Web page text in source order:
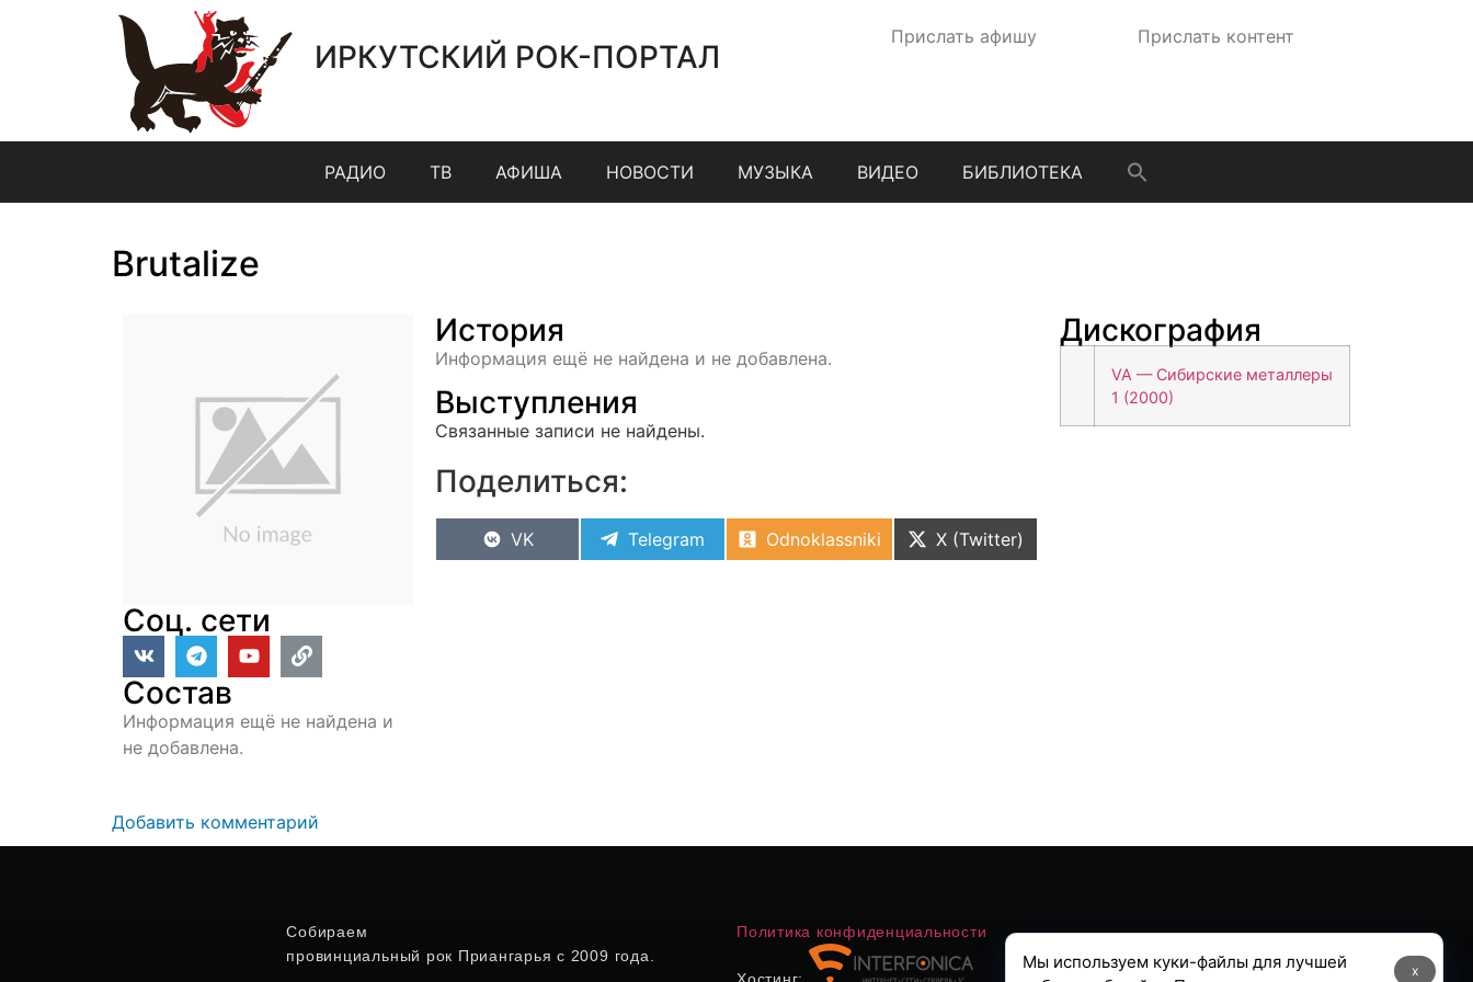
ИРКУТСКИЙ РОК-ПОРТАЛ
Прислать афишу Прислать контент
РАДИО ТВ АФИША НОВОСТИ МУЗЫКА ВИДЕО БИБЛИОТЕКА
Brutalize
Соц. сети
Состав
Информация ещё не найдена и
не добавлена.
История
Информация ещё не найдена и не добавлена.
Выступления
Связанные записи не найдены.
Поделиться:
VK Telegram Odnoklassniki X (Twitter)
Дискография
VA — Сибирские металлеры
1 (2000)
Добавить комментарий
Собираем
провинциальный рок Приангарья с 2009 года.
Политика конфиденциальности
x
Мы используем куки-файлы для лучшей